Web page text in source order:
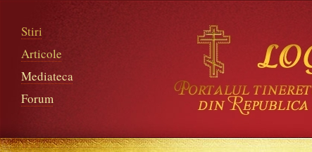
Stiri
Articole
Mediateca
Forum